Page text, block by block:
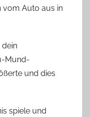
vom Auto aus in
dein
Mund-
und dies
spiele und